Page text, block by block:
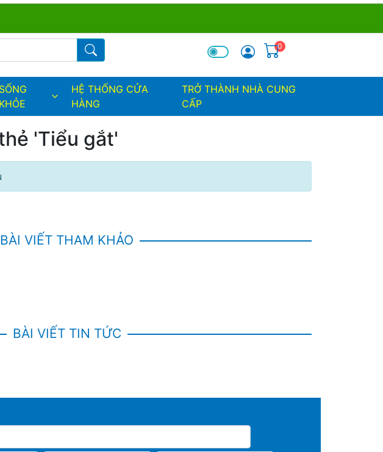
Từ khóa tìm kiếm
0
SỐNG
KHỎE
HỆ THỐNG CỬA
HÀNG
TRỞ THÀNH NHÀ CUNG
CẤP
'Tiểu gắt'
BÀI VIẾT THAM KHẢO
BÀI VIẾT TIN TỨC